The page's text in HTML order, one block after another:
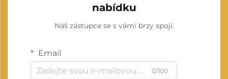
nabídku
Náš zástupce se s vámi brzy spojí.
Email
0/100